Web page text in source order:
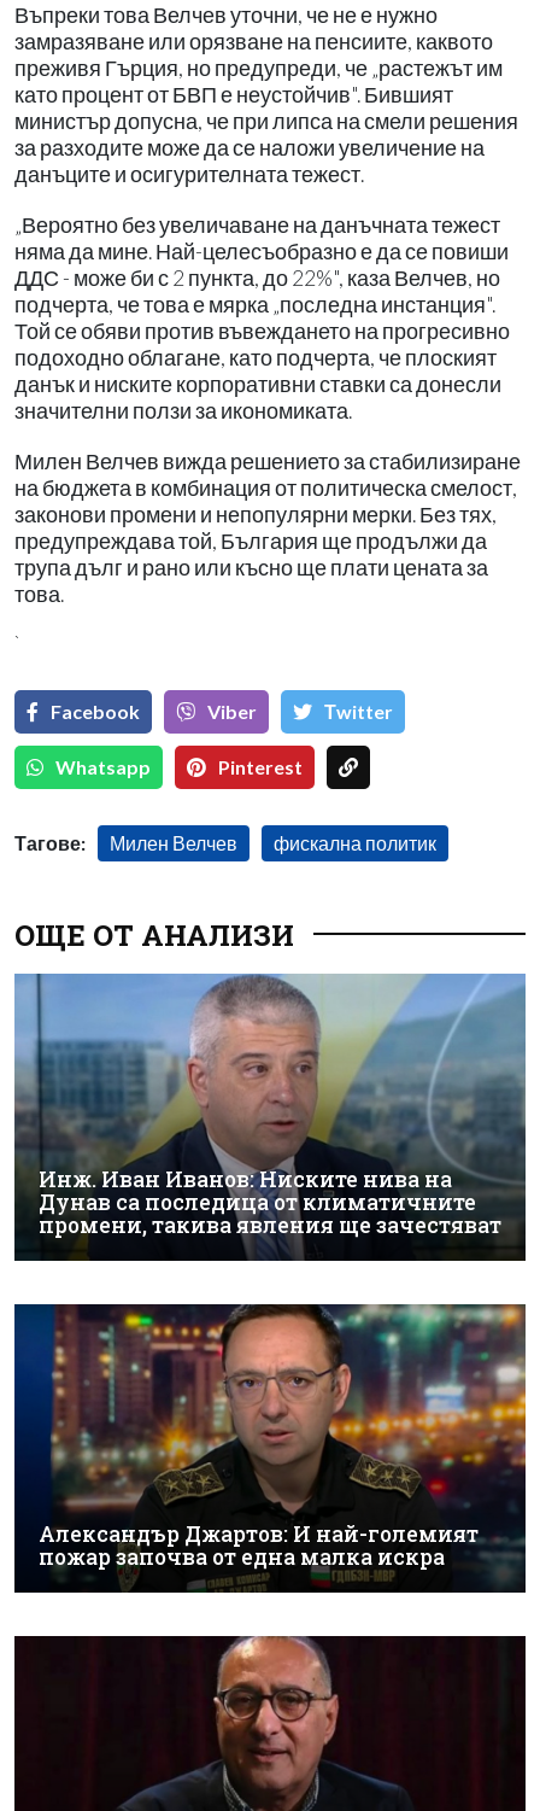
Въпреки това Велчев уточни, че не е нужно
замразяване или орязване на пенсиите, каквото
преживя Гърция, но предупреди, че „растежът им
като процент от БВП е неустойчив". Бившият
министър допусна, че при липса на смели решения
за разходите може да се наложи увеличение на
данъците и осигурителната тежест.
„Вероятно без увеличаване на данъчната тежест
няма да мине. Най-целесъобразно е да се повиши
ДДС - може би с 2 пункта, до 22%", каза Велчев, но
подчерта, че това е мярка „последна инстанция".
Той се обяви против въвеждането на прогресивно
подоходно облагане, като подчерта, че плоският
данък и ниските корпоративни ставки са донесли
значителни ползи за икономиката.
Милен Велчев вижда решението за стабилизиране
на бюджета в комбинация от политическа смелост,
законови промени и непопулярни мерки. Без тях,
предупреждава той, България ще продължи да
трупа дълг и рано или късно ще плати цената за
това.
`
Facebook Viber Тwitter
Whatsapp Pinterest
Тагове: Милен Велчев фискална политик
ОЩЕ ОТ АНАЛИЗИ
Инж. Иван Иванов: Ниските нива на
Дунав са последица от климатичните
промени, такива явления ще зачестяват
Александър Джартов: И най-големият
пожар започва от една малка искра